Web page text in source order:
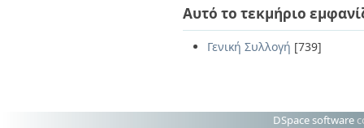
Αυτό το τεκμήριο
Γενική Συλλογή [739]
DSpace software